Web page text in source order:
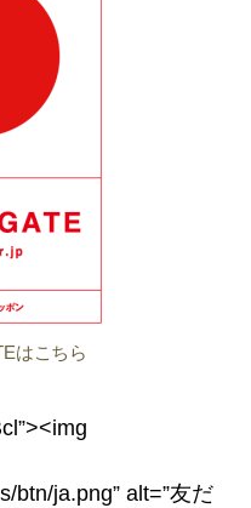
はこちら
btn/ja.png” alt=”友だ